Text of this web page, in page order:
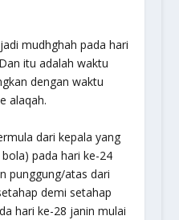
mudhghah pada hari
itu adalah waktu
dengan waktu
alaqah.
dari kepala yang
pada hari ke-24
punggung/atas dari
demi setahap
hari ke-28 janin mulai